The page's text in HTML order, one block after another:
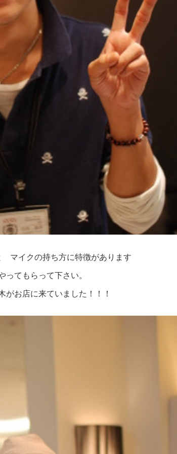
イクの持ち方に特徴があります
てもらって下さい。
お店に来ていました！！！